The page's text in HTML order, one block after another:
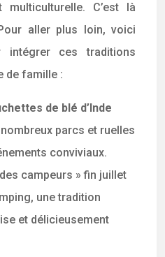
multiculturelle. C’est là
aller plus loin, voici
intégrer ces traditions
de famille :
de blé d’Inde
parcs et ruelles
conviviaux.
campeurs » fin juillet
une tradition
et délicieusement